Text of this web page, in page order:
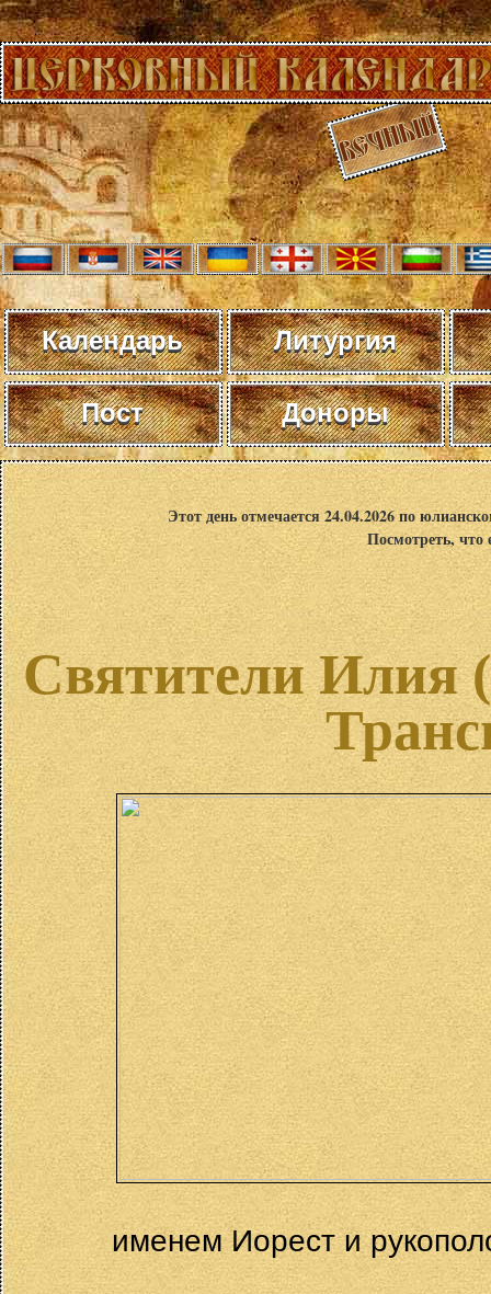
Календарь Литургия
Пост Доноры
Этот день отмечается 24.04.2026 по
Посмотреть,
Святители Илия
именем Иорест и